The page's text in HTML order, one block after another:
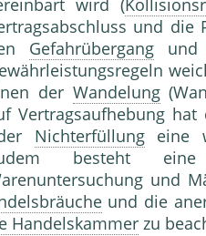
wird (
und die
Gefahrübergang
der Wandelung
Vertragsaufhebung
Nichterfüllungeine
besteht
und
und die
Handelskammer zu